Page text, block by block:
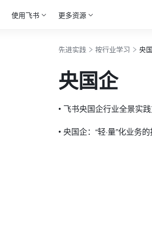
使用飞书 更多资源
先进实践 按行业学习 央
央国企
• 飞书央国企行业全景实
• 央国企：“轻·量”化业务